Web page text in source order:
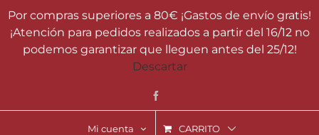
Por compras superiores a 80€ ¡Gastos de envío gratis!
¡Atención para pedidos realizados a partir del 16/12 no
podemos garantizar que lleguen antes del 25/12!
Descartar
Saltar
contenido
Mi cuenta CARRITO